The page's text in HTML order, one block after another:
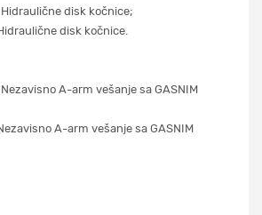
disk kočnice;
disk kočnice.
A-arm vešanje sa GASNIM
A-arm vešanje sa GASNIM